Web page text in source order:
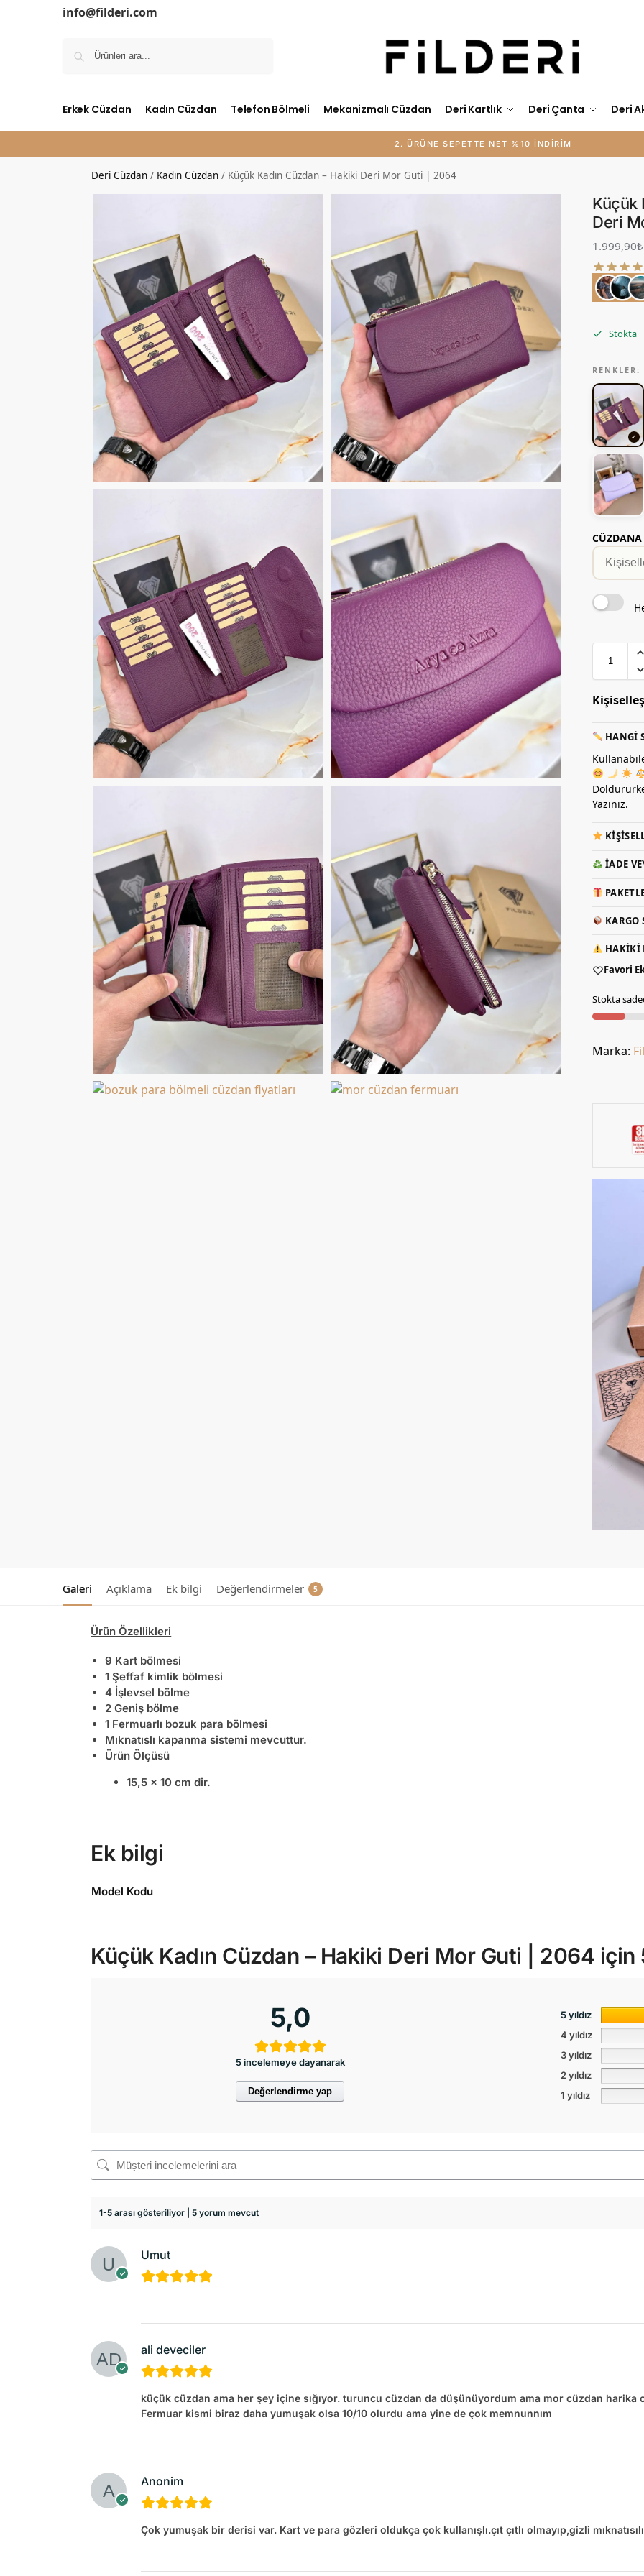
info@filderi.com
Erkek Cüzdan Kadın Cüzdan Telefon Bölmeli Mekanizmalı Cüzdan Deri Kartlık Deri Çanta Deri
KİŞİYE ÖZEL İSİM BASKISI ÜCRETSİZ
Deri Cüzdan / Kadın Cüzdan / Küçük Kadın Cüzdan – Hakiki Deri Mor Guti | 2064
Küçük
Deri
1.999,90₺
Stokta
RENKLER:
HANGI
Yazınız.
İADE
KARGO
HAKIKI
Favori
Stokta
Marka:
Galeri Açıklama Ek bilgi Değerlendirmeler 5
Ürün Özellikleri
9 Kart bölmesi
1 Şeffaf kimlik bölmesi
4 İşlevsel bölme
2 Geniş bölme
1 Fermuarlı bozuk para bölmesi
Mıknatıslı kapanma sistemi mevcuttur.
Ürün Ölçüsü
15,5 x 10 cm dir.
Ek bilgi
Model Kodu
Küçük Kadın Cüzdan – Hakiki Deri Mor Guti | 2064 için
5,0
5 incelemeye dayanarak
Değerlendirme yap
5 yıldız
4 yıldız
3 yıldız
2 yıldız
1 yıldız
1-5 arası gösteriliyor | 5 yorum mevcut
Umut
ali deveciler
küçük cüzdan ama her şey içine sığıyor. turuncu cüzdan da düşünüyordum ama mor cüzdan harika
Fermuar kismi biraz daha yumuşak olsa 10/10 olurdu ama yine de çok memnunnım
Anonim
Çok yumuşak bir derisi var. Kart ve para gözleri oldukça çok kullanışlı.çıt çıtlı olmayıp,gizli mıknatısılı